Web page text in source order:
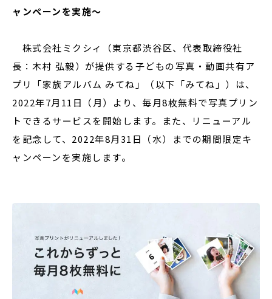
ャンペーンを実施～
株式会社ミクシィ（東京都渋谷区、代表取締役社
長：木村 弘毅）が提供する子どもの写真・動画共有ア
プリ「家族アルバム みてね」（以下「みてね」）は、
2022年7月11日（月）より、毎月8枚無料で写真プリン
トできるサービスを開始します。また、リニューアル
を記念して、2022年8月31日（水）までの期間限定キ
ャンペーンを実施します。